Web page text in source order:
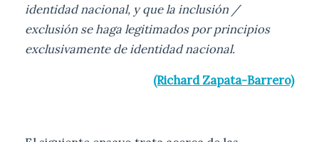
identidad nacional, y que la inclusión /
exclusión se haga legitimados por principios
exclusivamente de identidad nacional.
(Richard Zapata-Barrero)